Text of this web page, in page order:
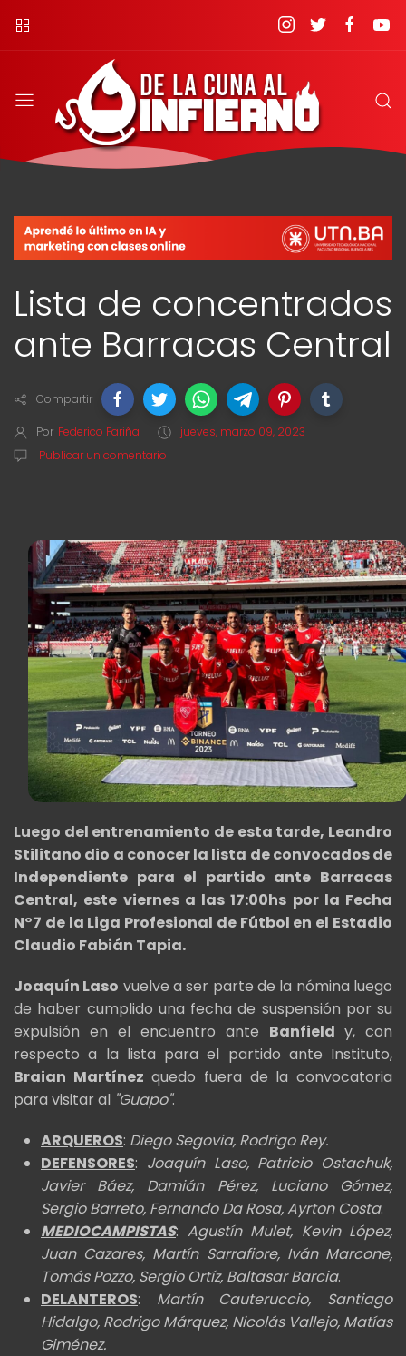
Lista de concentrados
ante Barracas Central
Compartir
Por Federico Fariña
jueves, marzo 09, 2023
Publicar un comentario
Luego del entrenamiento de esta tarde, Leandro
Stilitano dio a conocer la lista de convocados de
Independiente para el partido ante Barracas
Central, este viernes a las 17:00hs por la Fecha
N°7 de la Liga Profesional de Fútbol en el Estadio
Claudio Fabián Tapia.
Joaquín Laso vuelve a ser parte de la nómina luego
de haber cumplido una fecha de suspensión por su
expulsión en el encuentro ante Banfield y, con
respecto a la lista para el partido ante Instituto,
Braian Martínez quedo fuera de la convocatoria
para visitar al "Guapo".
ARQUEROS: Diego Segovia, Rodrigo Rey.
DEFENSORES: Joaquín Laso, Patricio Ostachuk,
Javier Báez, Damián Pérez, Luciano Gómez,
Sergio Barreto, Fernando Da Rosa, Ayrton Costa.
MEDIOCAMPISTAS: Agustín Mulet, Kevin López,
Juan Cazares, Martín Sarrafiore, Iván Marcone,
Tomás Pozzo, Sergio Ortíz, Baltasar Barcia.
DELANTEROS: Martín Cauteruccio, Santiago
Hidalgo, Rodrigo Márquez, Nicolás Vallejo, Matías
Giménez.